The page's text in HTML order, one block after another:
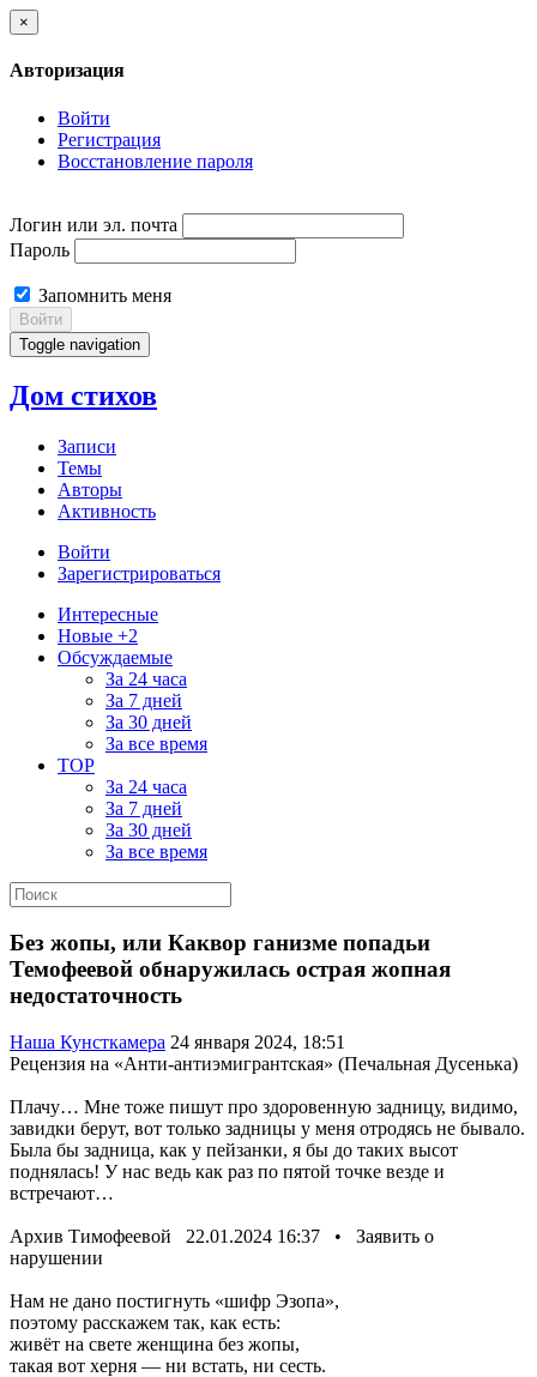
×
Авторизация
Войти
Регистрация
Восстановление пароля
Логин или эл. почта
Пароль
Запомнить меня
Войти
Toggle navigation
Дом стихов
Записи
Темы
Авторы
Активность
Войти
Зарегистрироваться
Интересные
Новые +2
Обсуждаемые
За 24 часа
За 7 дней
За 30 дней
За все время
TOP
За 24 часа
За 7 дней
За 30 дней
За все время
Без жопы, или Каквор ганизме попадьи
Темофеевой обнаружилась острая жопная
недостаточность
Наша Кунсткамера 24 января 2024, 18:51
Рецензия на «Анти-антиэмигрантская» (Печальная Дусенька)
Плачу… Мне тоже пишут про здоровенную задницу, видимо,
завидки берут, вот только задницы у меня отродясь не бывало.
Была бы задница, как у пейзанки, я бы до таких высот
поднялась! У нас ведь как раз по пятой точке везде и
встречают…
Архив Тимофеевой 22.01.2024 16:37 • Заявить о
нарушении
Нам не дано постигнуть «шифр Эзопа»,
поэтому расскажем так, как есть:
живёт на свете женщина без жопы,
такая вот херня — ни встать, ни сесть.